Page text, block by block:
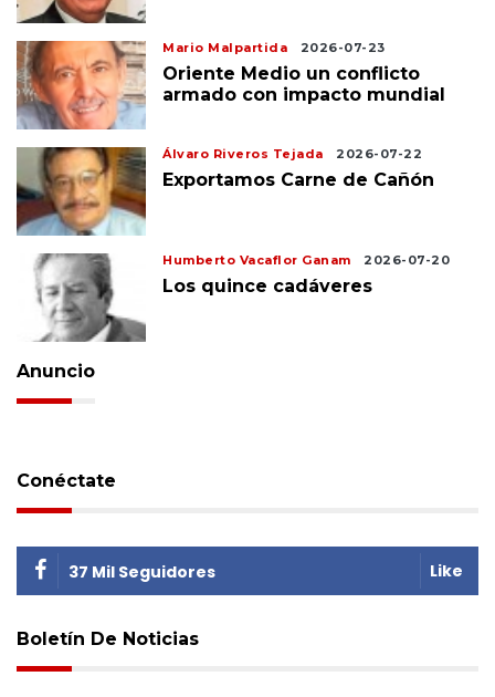
Mario Malpartida 2026-07-23
Oriente Medio un conflicto
armado con impacto mundial
Álvaro Riveros Tejada 2026-07-22
Exportamos Carne de Cañón
Humberto Vacaflor Ganam 2026-07-20
Los quince cadáveres
Anuncio
Conéctate
37 Mil Seguidores Like
Boletín De Noticias